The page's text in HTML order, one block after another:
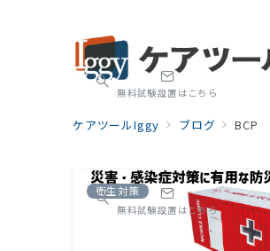
無料試験設置はこちら
無料試験設置はこちら
ケアツールIggy ブログ BCP
衛生対策